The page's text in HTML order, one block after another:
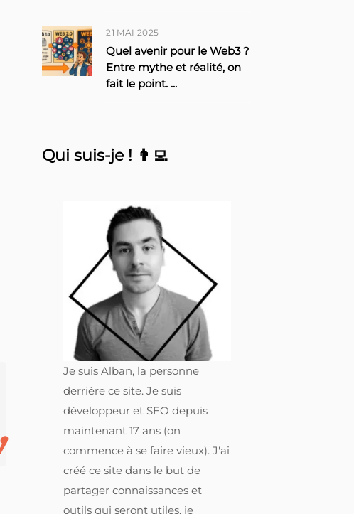
21 MAI 2025
Quel avenir pour le Web3 ?
Entre mythe et réalité, on
fait le point. ...
Qui suis-je ! 👨‍💻
Je suis Alban, la personne
derrière ce site. Je suis
développeur et SEO depuis
maintenant 17 ans (on
commence à se faire vieux). J'ai
créé ce site dans le but de
partager connaissances et
outils qui seront utiles, je